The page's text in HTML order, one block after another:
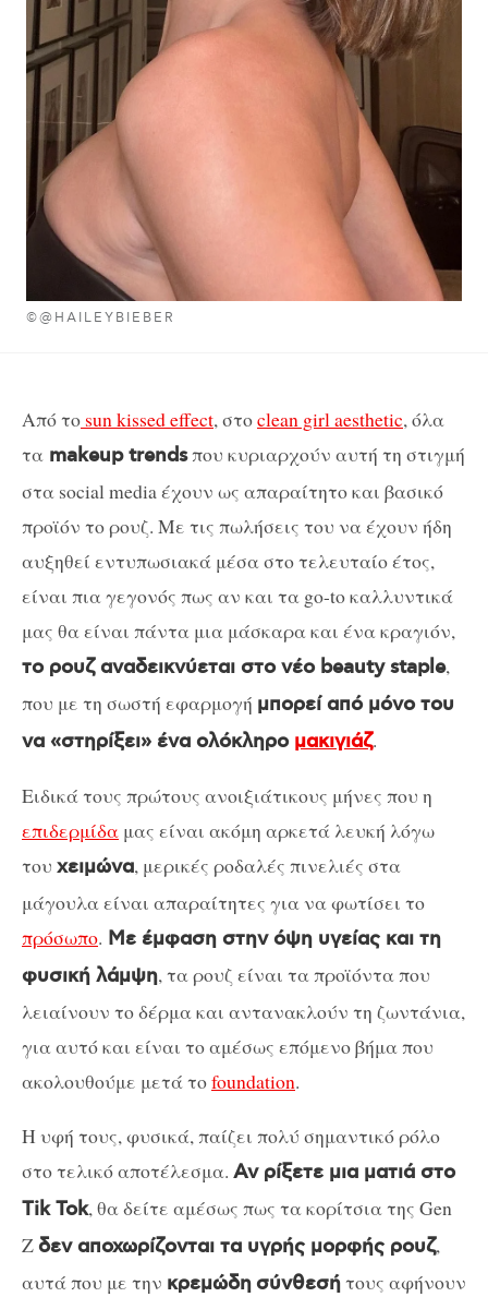
©@HAILEYBIEBER
Από το sun kissed effect, στοclean girl aesthetic, όλα
τα makeup trendsπου κυριαρχούν αυτή τη στιγμή
στα social media έχουν ως απαραίτητο και βασικό
προϊόν το ρουζ. Με τις πωλήσεις του να έχουν ήδη
αυξηθεί εντυπωσιακά μέσα στο τελευταίο έτος,
είναι πια γεγονός πως αν και τα go-to καλλυντικά
μας θα είναι πάντα μια μάσκαρα και ένα κραγιόν,
το ρουζ αναδεικνύεται στο νέο beauty staple,
που με τη σωστή εφαρμογή μπορεί από μόνο του
να «στηρίξει» ένα ολόκληρο μακιγιάζ.
Ειδικά τους πρώτους ανοιξιάτικους μήνες που η
επιδερμίδα μας είναι ακόμη αρκετά λευκή λόγω
του χειμώνα, μερικές ροδαλές πινελιές στα
μάγουλα είναι απαραίτητες για να φωτίσει το
πρόσωπο. Με έμφαση στην όψη υγείας και τη
φυσική λάμψη, τα ρουζ είναι τα προϊόντα που
λειαίνουν το δέρμα και αντανακλούν τη ζωντάνια,
για αυτό και είναι το αμέσως επόμενο βήμα που
ακολουθούμε μετά τοfoundation.
Η υφή τους, φυσικά, παίζει πολύ σημαντικό ρόλο
στο τελικό αποτέλεσμα. Αν ρίξετε μια ματιά στο
Tik Tok, θα δείτε αμέσως πως τα κορίτσια της Gen
Zδεν αποχωρίζονται τα υγρής μορφής ρουζ,
αυτά που με την κρεμώδη σύνθεσήτους αφήνουν